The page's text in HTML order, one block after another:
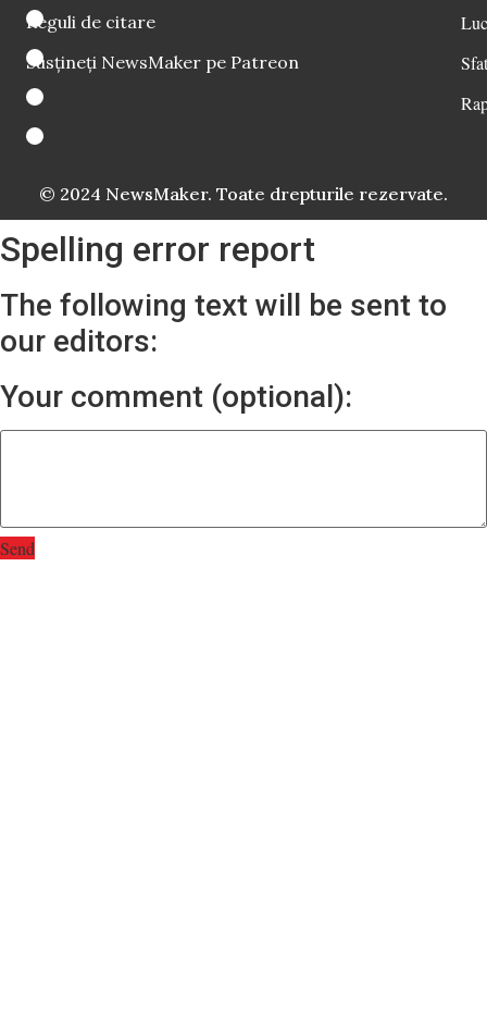
Reguli de citare
Susțineți NewsMaker pe Patreon
© 2024 NewsMaker. Toate drepturile rezervate.
Spelling error report
The following text will be sent to
our editors:
Your comment (optional):
Send